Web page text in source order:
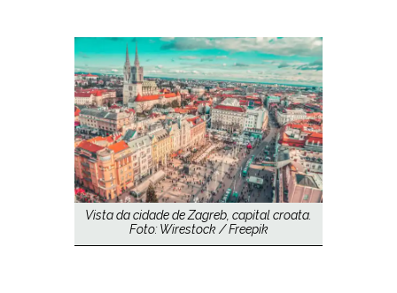
Vista da cidade de Zagreb, capital croata.
Foto: Wirestock / Freepik